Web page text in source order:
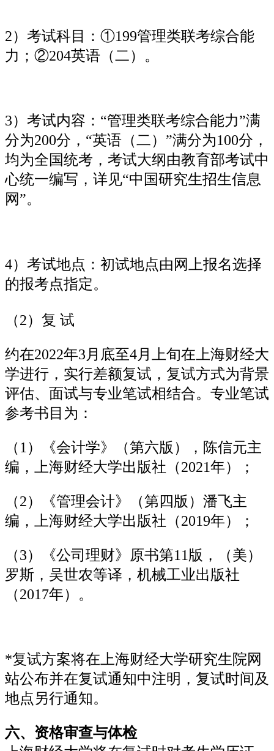
2）考试科目：①199管理类联考综合能
力；②204英语（二）。
3）考试内容：“管理类联考综合能力”满
分为200分，“英语（二）”满分为100分，
均为全国统考，考试大纲由教育部考试中
心统一编写，详见“中国研究生招生信息
网”。
4）考试地点：初试地点由网上报名选择
的报考点指定。
（2）复 试
约在2022年3月底至4月上旬在上海财经大
学进行，实行差额复试，复试方式为背景
评估、面试与专业笔试相结合。专业笔试
参考书目为：
（1）《会计学》（第六版），陈信元主
编，上海财经大学出版社（2021年）；
（2）《管理会计》（第四版）潘飞主
编，上海财经大学出版社（2019年）；
（3）《公司理财》原书第11版，（美）
罗斯，吴世农等译，机械工业出版社
（2017年）。
*复试方案将在上海财经大学研究生院网
站公布并在复试通知中注明，复试时间及
地点另行通知。
六、资格审查与体检